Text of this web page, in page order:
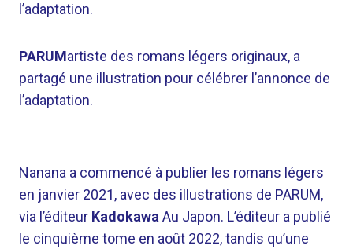
l’adaptation.
PARUMartiste des romans légers originaux, a
partagé une illustration pour célébrer l’annonce de
l’adaptation.
Nanana a commencé à publier les romans légers
en janvier 2021, avec des illustrations de PARUM,
via l’éditeur Kadokawa Au Japon. L’éditeur a publié
le cinquième tome en août 2022, tandis qu’une